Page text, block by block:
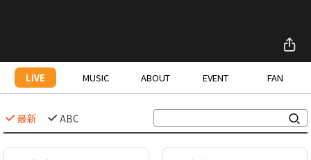
LIVE MUSIC ABOUT EVENT FAN
最新 ABC